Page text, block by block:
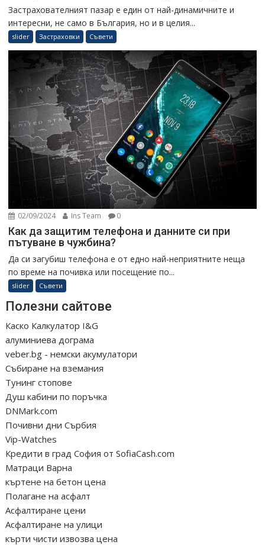
Застрахователният пазар е един от най-динамичните и
интересни, не само в България, но и в целия...
slider Застраховки Съвети
02/09/2024 Ins Team 0
Как да защитим телефона и данните си при
пътуване в чужбина?
Да си загубиш телефона е от едно най-неприятните неща
по време на почивка или посещение по...
slider Съвети
Полезни сайтове
Каско Калкулатор I&G
алуминиева дограма
veber.bg - немски акумулатори
Събиране на вземания
Тунинг стопове
Душ кабини по поръчка
DNMark.com
Почивни дни Сърбия
Vip-Watches
Кредити в град София от SofiaCash.com
Матраци Варна
къртене на бетон цена
Полагане на асфалт
Асфалтиране цени
Асфалтиране на улици
кърти чисти извозва цена